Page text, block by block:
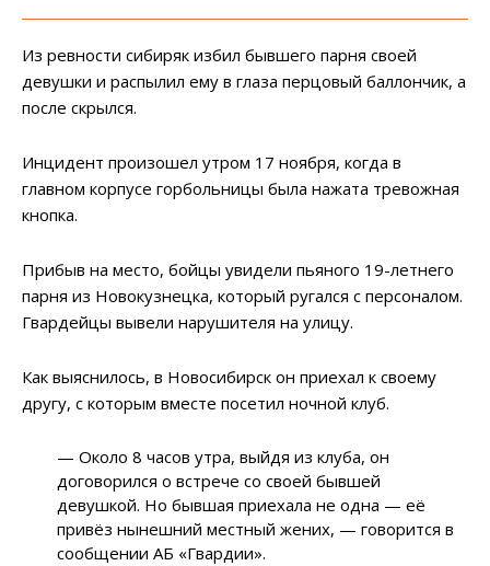
Из ревности сибиряк избил бывшего парня своей
девушки и распылил ему в глаза перцовый баллончик, а
после скрылся.
Инцидент произошел утром 17 ноября, когда в
главном корпусе горбольницы была нажата тревожная
кнопка.
Прибыв на место, бойцы увидели пьяного 19-летнего
парня из Новокузнецка, который ругался с персоналом.
Гвардейцы вывели нарушителя на улицу.
Как выяснилось, в Новосибирск он приехал к своему
другу, с которым вместе посетил ночной клуб.
— Около 8 часов утра, выйдя из клуба, он
договорился о встрече со своей бывшей
девушкой. Но бывшая приехала не одна — её
привёз нынешний местный жених, — говорится в
сообщении АБ «Гвардии».